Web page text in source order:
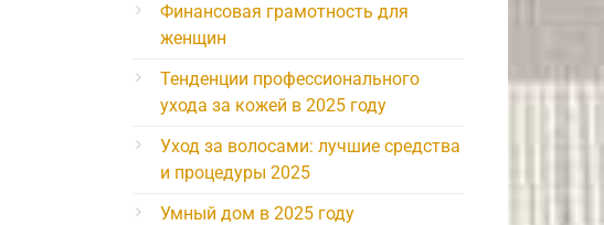
Финансовая грамотность для
женщин
Тенденции профессионального
ухода за кожей в 2025 году
Уход за волосами: лучшие средства
и процедуры 2025
Умный дом в 2025 году